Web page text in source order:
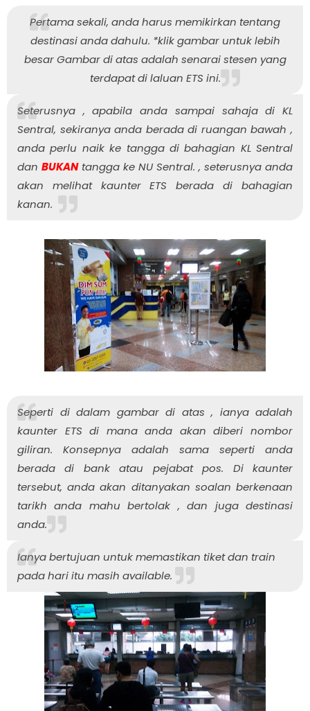
Pertama sekali, anda harus memikirkan tentang
destinasi anda dahulu. *klik gambar untuk lebih
besarGambar di atas adalah senarai stesen yang
terdapat di laluan ETS ini.
Seterusnya , apabila anda sampai sahaja di KL
Sentral, sekiranya anda berada di ruangan bawah ,
anda perlu naik ke tangga di bahagian KL Sentral
dan BUKANtangga ke NU Sentral. , seterusnya anda
akan melihat kaunter ETS berada di bahagian
kanan.
Seperti di dalam gambar di atas , ianya adalah
kaunter ETS di mana anda akan diberi nombor
giliran. Konsepnya adalah sama seperti anda
berada di bank atau pejabat pos. Di kaunter
tersebut, anda akan ditanyakan soalan berkenaan
tarikh anda mahu bertolak , dan juga destinasi
anda.
Ianya bertujuan untuk memastikan tiket dan train
pada hari itu masih available.